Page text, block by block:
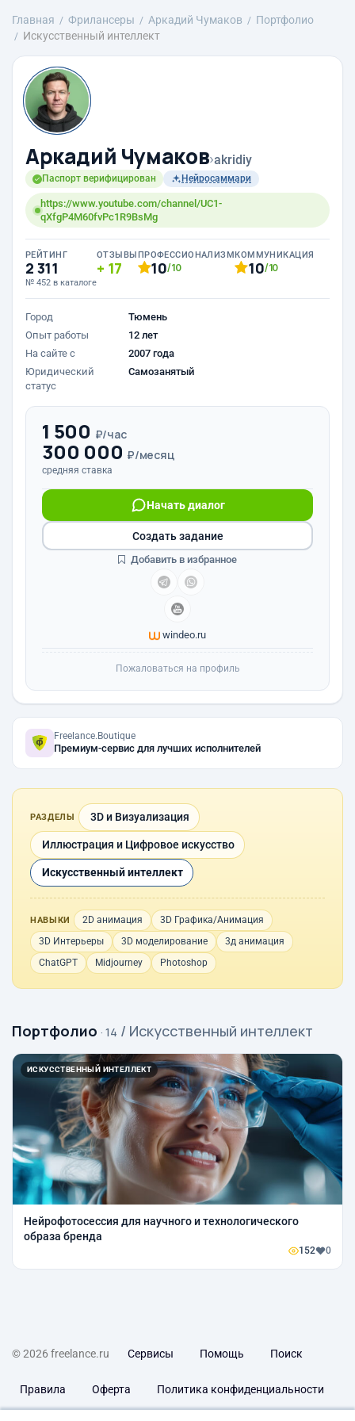
Главная Фрилансеры Аркадий Чумаков
Портфолио
Искусственный интеллект
Аркадий Чумаков›akridiy
Паспорт верифицирован Нейросаммари
https://www.youtube.com/channel/UC1-
qXfgP4M60fvPc1R9BsMg
РЕЙТИНГ
2 311
№ 452 в каталоге
ОТЗЫВЫ
17
ПРОФЕССИОНАЛИЗМ
10/10
КОММУНИКАЦИЯ
10/10
Город
Тюмень
Опыт работы
12 лет
На сайте с
2007 года
Юридический
статус
Самозанятый
1 500 ₽/час
300 000 ₽/месяц
средняя ставка
Начать диалог
windeo.ru
Создать задание
Добавить в избранное
Пожаловаться на профиль
Freelance.Boutique
Премиум-сервис для лучших исполнителей
РАЗДЕЛЫ 3D и Визуализация
Иллюстрация и Цифровое искусство
Искусственный интеллект
НАВЫКИ 2D анимация
3D Графика/Анимация
3D Интерьеры
3D моделирование
3д анимация
ChatGPT
Midjourney Photoshop
Портфолио · 14 / Искусственный интеллект
ИСКУССТВЕННЫЙ ИНТЕЛЛЕКТ
Нейрофотосессия для научного и технологического
образа бренда
152 0
© 2026 freelance.ru Сервисы Помощь Поиск
Правила Оферта Политика конфиденциальности